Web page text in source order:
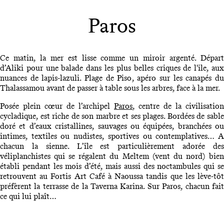
Paros
Ce matin, la mer est lisse comme un miroir argenté. Départ
d’Aliki pour une balade dans les plus belles criques de l'ile, aux
nuances de lapis-lazuli. Plage de Piso, apéro sur les canapés du
Thalassamou avant de passer à table sous les arbres, face à la mer.
Posée plein cœur de l’archipel Paros, centre de la civilisation
cycladique, est riche de son marbre et ses plages. Bordées de sable
doré et d’eaux cristallines, sauvages ou équipées, branchées ou
intimes, textiles ou nudistes, sportives ou contemplatives… A
chacun la sienne. L’île est particulièrement adorée des
véliplanchistes qui se régalent du Meltem (vent du nord) bien
établi pendant les mois d’été, mais aussi des noctambules qui se
retrouvent au Fortis Art Café à Naoussa tandis que les lève-tôt
préfèrent la terrasse de la Taverna Karina. Sur Paros, chacun fait
ce qui lui plaît…